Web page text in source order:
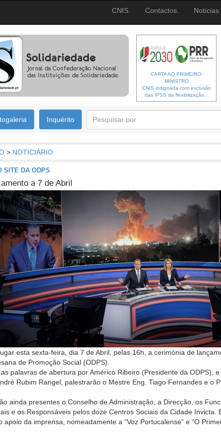
CNIS. Contactos. Notícias
CARTA AO PRIMEIRO-
MINISTRO
CNIS indignada com exclusão
das IPSS da flexibilização...
Inquérito
> NOTICIÁRIO
SITE DA ODPS
a 7 de Abril
esta sexta-feira, dia 7 de Abril, pelas 16h, a cerimónia de
de Promoção Social (ODPS).
palavras de abertura por Américo Ribeiro (Presidente da ODPS),
Rubim Rangel, palestrarão o Mestre Eng. Tiago Fernandes e o
ainda presentes o Conselho de Administração, a Direcção, os
e os Responsáveis pelos doze Centros Sociais da Cidade Invicta.
apoio da imprensa, nomeadamente a “Voz Portucalense” e “O